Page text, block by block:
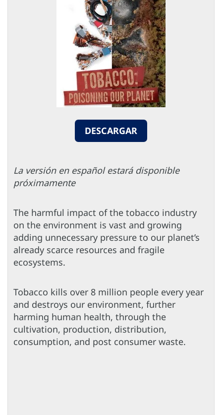
DESCARGAR
La versión en español estará disponible
próximamente
The harmful impact of the tobacco industry
on the environment is vast and growing
adding unnecessary pressure to our planet’s
already scarce resources and fragile
ecosystems.
Tobacco kills over 8 million people every year
and destroys our environment, further
harming human health, through the
cultivation, production, distribution,
consumption, and post consumer waste.